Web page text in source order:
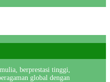
berprestasi tinggi,
global dengan